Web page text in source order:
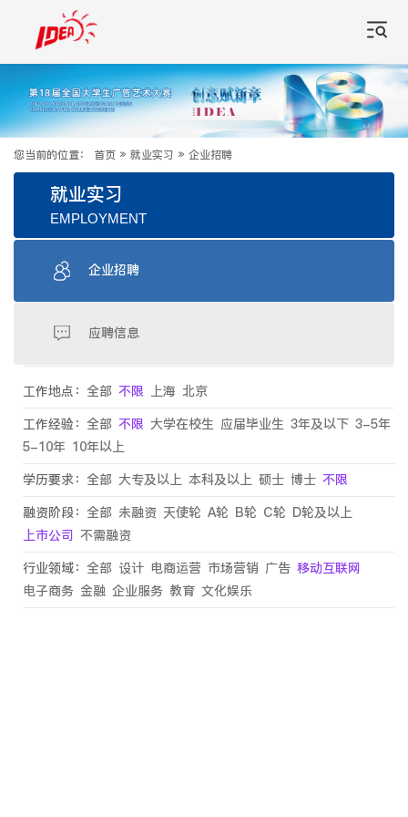
您当前的位置： 首页 » 就业实习 » 企业招聘
就业实习
EMPLOYMENT
企业招聘
应聘信息
工作地点： 全部 不限 上海 北京
工作经验： 全部 不限 大学在校生 应届毕业生 3年及以下 3-5年
5-10年 10年以上
学历要求： 全部 大专及以上 本科及以上 硕士 博士 不限
融资阶段： 全部 未融资 天使轮 A轮 B轮 C轮 D轮及以上
上市公司 不需融资
行业领域： 全部 设计 电商运营 市场营销 广告 移动互联网
电子商务 金融 企业服务 教育 文化娱乐